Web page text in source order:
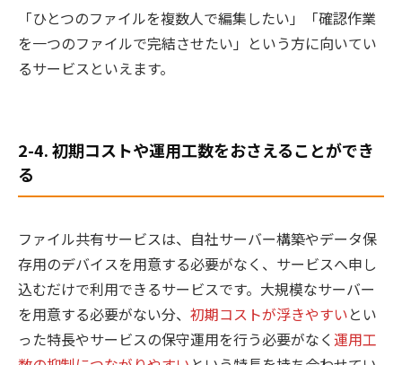
「ひとつのファイルを複数人で編集したい」「確認作業
を一つのファイルで完結させたい」という方に向いてい
るサービスといえます。
2-4. 初期コストや運用工数をおさえることができ
る
ファイル共有サービスは、自社サーバー構築やデータ保
存用のデバイスを用意する必要がなく、サービスへ申し
込むだけで利用できるサービスです。大規模なサーバー
を用意する必要がない分、 初期コストが浮きやすいとい
った特長やサービスの保守運用を行う必要がなく運用工